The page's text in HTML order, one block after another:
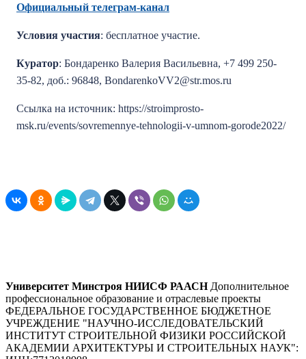
Официальный телеграм-канал
Условия участия: бесплатное участие.
Куратор: Бондаренко Валерия Васильевна, +7 499 250-
35-82, доб.: 96848, BondarenkoVV2@str.mos.ru
Ссылка на источник: https://stroimprosto-
msk.ru/events/sovremennye-tehnologii-v-umnom-gorode2022/
Университет Минстроя НИИСФ РААСН Дополнительное
профессиональное образование и отраслевые проекты
ФЕДЕРАЛЬНОЕ ГОСУДАРСТВЕННОЕ БЮДЖЕТНОЕ
УЧРЕЖДЕНИЕ "НАУЧНО-ИССЛЕДОВАТЕЛЬСКИЙ
ИНСТИТУТ СТРОИТЕЛЬНОЙ ФИЗИКИ РОССИЙСКОЙ
АКАДЕМИИ АРХИТЕКТУРЫ И СТРОИТЕЛЬНЫХ НАУК":